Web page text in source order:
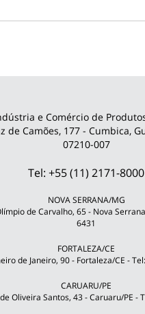
e Comércio de
de Camões, 177 - Cumbica,
07210-007
Tel: +55 (11) 2171-8000
NOVA SERRANA/MG
de Carvalho, 65 - Nova
6431
FORTALEZA/CE
de Janeiro, 90 - Fortaleza/CE -
CARUARU/PE
Oliveira Santos, 43 - Caruaru/PE -